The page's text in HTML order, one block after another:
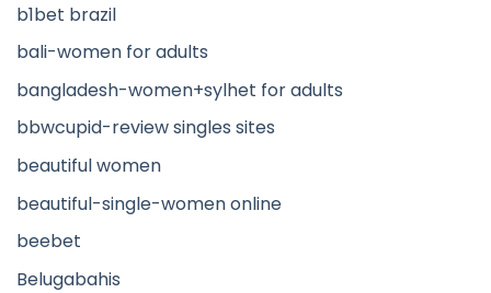
b1bet brazil
bali-women for adults
bangladesh-women+sylhet for adults
bbwcupid-review singles sites
beautiful women
beautiful-single-women online
beebet
Belugabahis